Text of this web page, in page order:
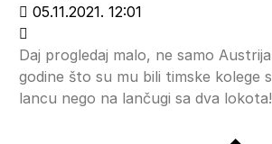
05.11.2021. 12:01
Daj progledaj malo, ne samo
godine što su mu bili timske kolege
lancu nego na lančugi sa dva